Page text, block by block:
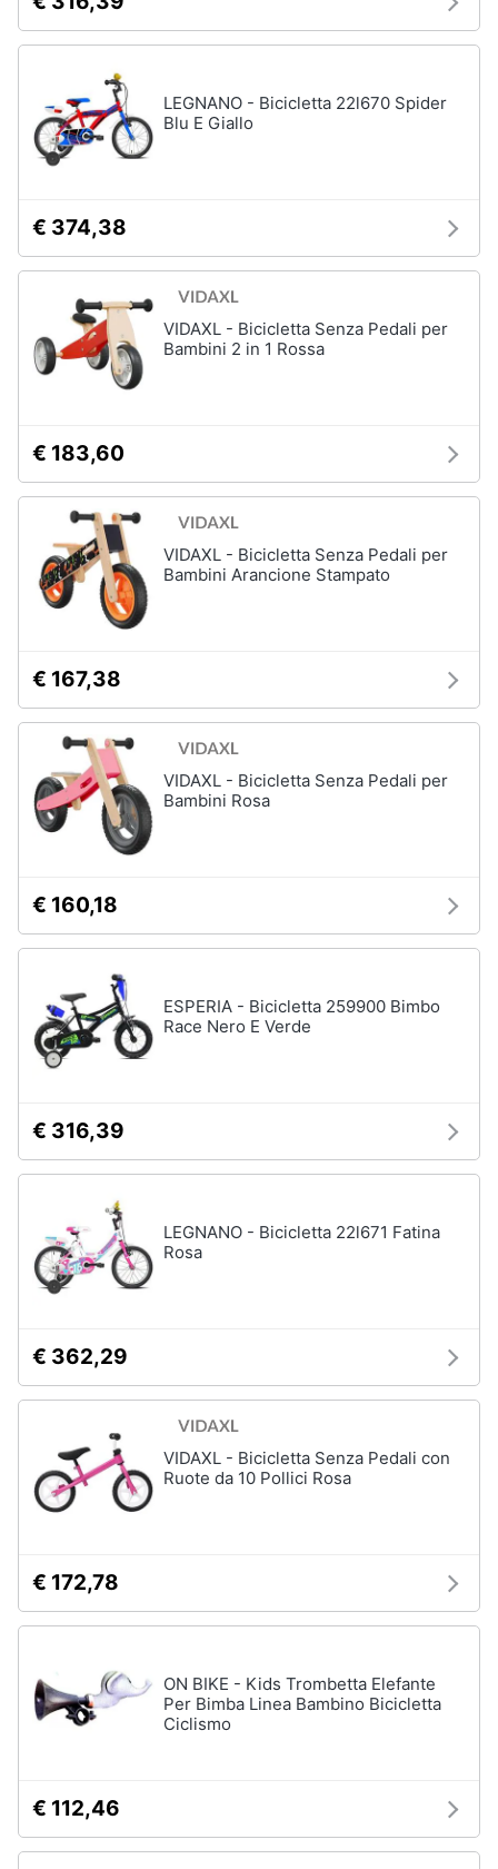
LEGNANO - Bicicletta 22l670 Spider
Blu E Giallo
€ 374,38
VIDAXL - Bicicletta Senza Pedali per
Bambini 2 in 1 Rossa
€ 183,60
VIDAXL - Bicicletta Senza Pedali per
Bambini Arancione Stampato
€ 167,38
VIDAXL - Bicicletta Senza Pedali per
Bambini Rosa
€ 160,18
ESPERIA - Bicicletta 259900 Bimbo
Race Nero E Verde
€ 316,39
LEGNANO - Bicicletta 22l671 Fatina
Rosa
€ 362,29
VIDAXL - Bicicletta Senza Pedali con
Ruote da 10 Pollici Rosa
€ 172,78
ON BIKE - Kids Trombetta Elefante
Per Bimba Linea Bambino Bicicletta
Ciclismo
€ 112,46